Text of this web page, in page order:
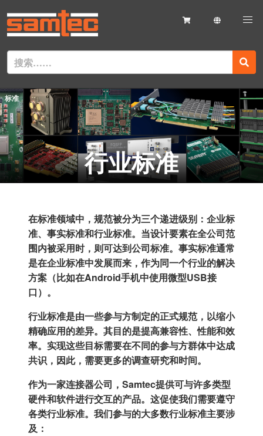
标准
行业标准
在标准领域中，规范被分为三个递进级别：企业标
准、事实标准和行业标准。当设计要素在全公司范
围内被采用时，则可达到公司标准。事实标准通常
是在企业标准中发展而来，作为同一个行业的解决
方案（比如在Android手机中使用微型USB接
口）。
行业标准是由一些参与方制定的正式规范，以缩小
精确应用的差异。其目的是提高兼容性、性能和效
率。实现这些目标需要在不同的参与方群体中达成
共识，因此，需要更多的调查研究和时间。
作为一家连接器公司，Samtec提供可与许多类型
硬件和软件进行交互的产品。这促使我们需要遵守
各类行业标准。我们参与的大多数行业标准主要涉
及：